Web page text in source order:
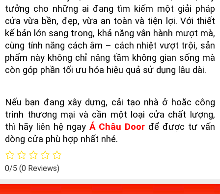
tưởng cho những ai đang tìm kiếm một giải pháp
cửa vừa bền, đẹp, vừa an toàn và tiện lợi. Với thiết
kế bản lớn sang trọng, khả năng vận hành mượt mà,
cùng tính năng cách âm – cách nhiệt vượt trội, sản
phẩm này không chỉ nâng tầm không gian sống mà
còn góp phần tối ưu hóa hiệu quả sử dụng lâu dài.
Nếu bạn đang xây dựng, cải tạo nhà ở hoặc công
trình thương mại và cần một loại cửa chất lượng,
thì hãy liên hệ ngay Á Châu Door để được tư vấn
dòng cửa phù hợp nhất nhé.
0/5 (0 Reviews)